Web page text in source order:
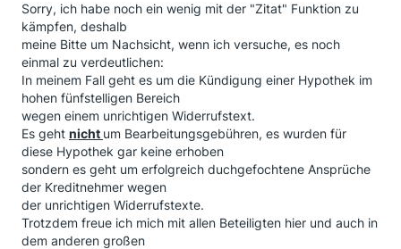
Sorry, ich habe noch ein wenig mit der "Zitat" Funktion zu
kämpfen, deshalb
meine Bitte um Nachsicht, wenn ich versuche, es noch
einmal zu verdeutlichen:
In meinem Fall geht es um die Kündigung einer Hypothek im
hohen fünfstelligen Bereich
wegen einem unrichtigen Widerrufstext.
Es geht nicht um Bearbeitungsgebühren, es wurden für
diese Hypothek gar keine erhoben
sondern es geht um erfolgreich duchgefochtene Ansprüche
der Kreditnehmer wegen
der unrichtigen Widerrufstexte.
Trotzdem freue ich mich mit allen Beteiligten hier und auch in
dem anderen großen